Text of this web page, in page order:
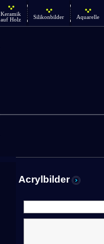
Keramik
auf Holz
Silikonbilder Aquarelle
Acrylbilder